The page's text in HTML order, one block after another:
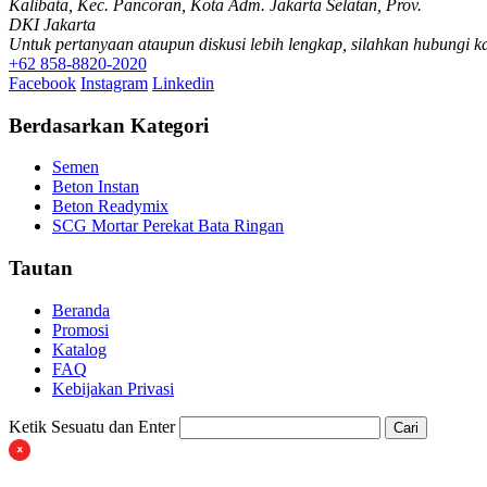
Kalibata, Kec. Pancoran, Kota Adm. Jakarta Selatan, Prov.
DKI Jakarta
Untuk pertanyaan ataupun diskusi lebih lengkap, silahkan hubungi
+62 858-8820-2020
Facebook Instagram Linkedin
Berdasarkan Kategori
Semen
Beton Instan
Beton Readymix
SCG Mortar Perekat Bata Ringan
Tautan
Beranda
Promosi
Katalog
FAQ
Kebijakan Privasi
Ketik Sesuatu dan Enter Cari